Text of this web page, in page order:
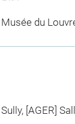
Musée du
Sully, [AGER]